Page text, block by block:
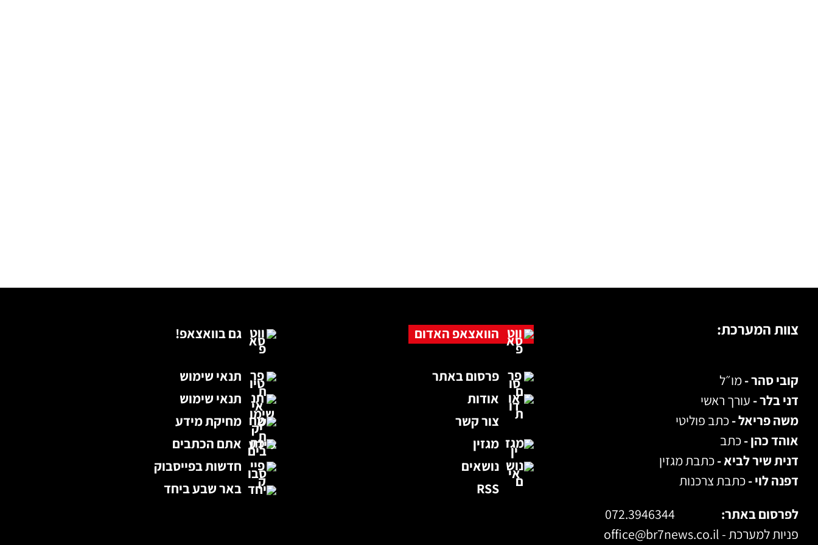
גם בוואצאפ!
תנאי שימוש
תנאי שימוש
מחיקת מידע
אתם הכתבים
חדשות בפייסבוק
באר שבע ביחד
הוואצאפ האדום
פרסום באתר
אודות
צור קשר
מגזין
נושאים
RSS
צוות המערכת:
קובי סהר -מו״ל
דני בלר - עורך ראשי
משה פריאל -כתב פוליטי
אוהד כהן -כתב
דנית שיר לביא -כתבת מגזין
דפנה לוי -כתבת צרכנות
לפרסום באתר:
072.3946344
פניות למערכת -office@br7news.co.il